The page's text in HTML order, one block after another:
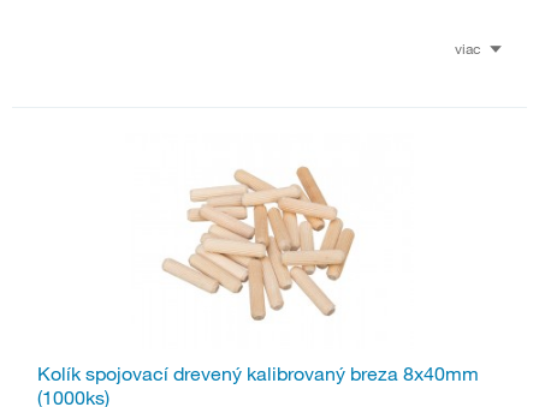
viac
Kolík spojovací drevený kalibrovaný breza 8x40mm
(1000ks)